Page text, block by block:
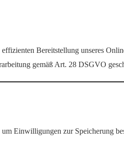
Bereitstellung unseres
gemäß Art. 28 DSGVO
Einwilligungen zur Speicherung